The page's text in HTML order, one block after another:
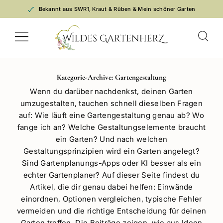
Inhalt
Bekannt aus SWR1, Kraut & Rüben & Mein schöner Garten
Kategorie-Archive: Gartengestaltung
Wenn du darüber nachdenkst, deinen Garten
umzugestalten, tauchen schnell dieselben Fragen
auf: Wie läuft eine Gartengestaltung genau ab? Wo
fange ich an? Welche Gestaltungselemente braucht
ein Garten? Und nach welchen
Gestaltungsprinzipien wird ein Garten angelegt?
Sind Gartenplanungs-Apps oder KI besser als ein
echter Gartenplaner? Auf dieser Seite findest du
Artikel, die dir genau dabei helfen: Einwände
einordnen, Optionen vergleichen, typische Fehler
vermeiden und die richtige Entscheidung für deinen